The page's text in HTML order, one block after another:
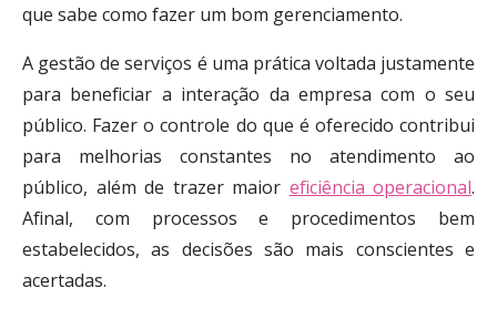
que sabe como fazer um bom gerenciamento.
A gestão de serviços é uma prática voltada justamente
para beneficiar a interação da empresa com o seu
público. Fazer o controle do que é oferecido contribui
para melhorias constantes no atendimento ao
público, além de trazer maior eficiência operacional.
Afinal, com processos e procedimentos bem
estabelecidos, as decisões são mais conscientes e
acertadas.